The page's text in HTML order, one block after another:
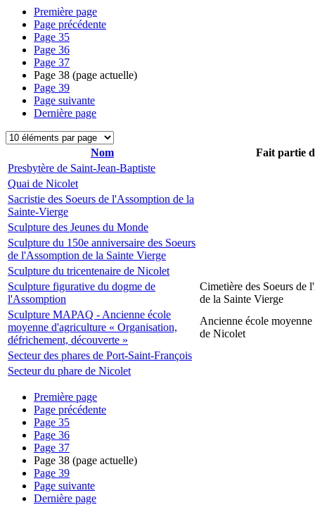
Première page
Page précédente
Page 35
Page 36
Page 37
Page 38 (page actuelle)
Page 39
Page suivante
Dernière page
Nom
Fait partie
Presbytère de Saint-Jean-Baptiste
Quai de Nicolet
Sacristie des Soeurs de l'Assomption de la
Sainte-Vierge
Sculpture des Jeunes du Monde
Sculpture du 150e anniversaire des Soeurs
de l'Assomption de la Sainte Vierge
Sculpture du tricentenaire de Nicolet
Sculpture figurative du dogme de
l'Assomption
Cimetière des Soeurs de
de la Sainte Vierge
Sculpture MAPAQ - Ancienne école
moyenne d'agriculture « Organisation,
défrichement, découverte »
Ancienne école
de Nicolet
Secteur des phares de Port-Saint-François
Secteur du phare de Nicolet
Première page
Page précédente
Page 35
Page 36
Page 37
Page 38 (page actuelle)
Page 39
Page suivante
Dernière page